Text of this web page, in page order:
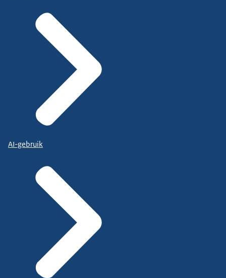
AI-gebruik